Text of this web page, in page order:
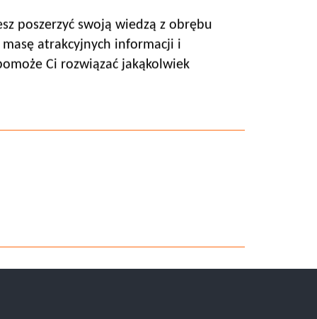
poszerzyć swoją wiedzą z obrębu
atrakcyjnych informacji i
Ci rozwiązać jakąkolwiek